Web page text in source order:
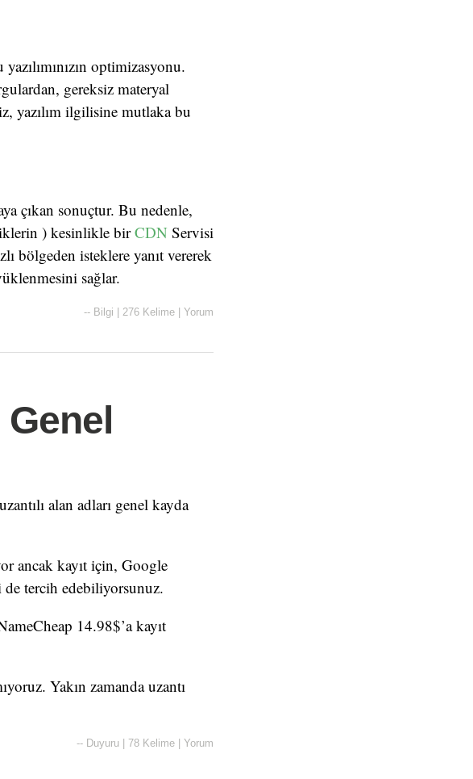
optimizasyonu.
gereksiz materyal
yazılım ilgilisine mutlaka bu
çıkan sonuçtur. Bu nedenle,
) kesinlikle birCDN Servisi
bölgeden isteklere yanıt vererek
sağlar.
-- Bilgi 276 Kelime Yorum
alan adları genel kayda
ancak kayıt için, Google
tercih edebiliyorsunuz.
14.98$’a kayıt
Yakın zamanda uzantı
-- Duyuru 78 Kelime Yorum